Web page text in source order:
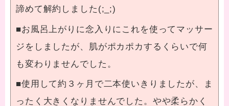
諦めて解約しました(;_;)
■お風呂上がりに念入りにこれを使ってマッサー
ジをしましたが、肌がポカポカするくらいで何
も変わりませんでした。
■使用して約３ヶ月で二本使いきりましたが、ま
ったく大きくなりませんでした。やや柔らかく